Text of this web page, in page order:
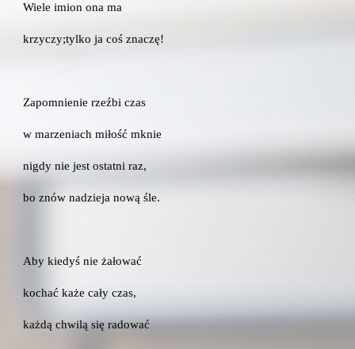
Wiele imion ona ma
krzyczy;tylko ja coś znaczę!
Zapomnienie rzeźbi czas
w marzeniach miłość mknie
nigdy nie jest ostatni raz,
bo znów nadzieja nową śle.
Aby kiedyś nie żałować
kochać każe cały czas,
każdą chwilą się radować